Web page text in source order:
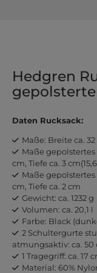
Hedgren
Daten Rucksack:
Maße: Breite ca.
Maße gepolstertes
cm, Tiefe ca. 3
Maße gepolstertes
cm, Tiefe ca. 2 cm
Gewicht: ca. 1232 g
Volumen: ca. 20,1 l
Farbe: Black
2 Schultergurte
atmungsaktiv: ca. 50
1 Tragegriff: ca. 17
Material: 60%